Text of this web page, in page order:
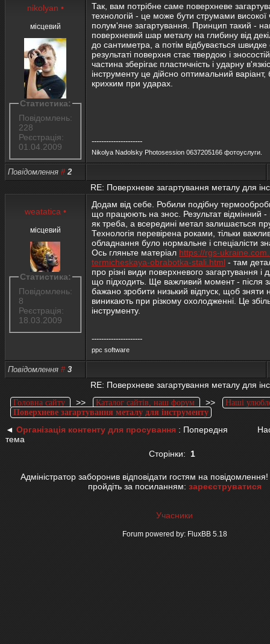
nikolyan •
місцевий
Статистика:
Повідомлень:
228
Реєстрація:
01.04.2009
Так, вам потрібне саме поверхневе
технологій - це може бути струмами високої
полум'яне загартування. Принцип такий -
поверхневий шар металу на глибину від
до сантиметра, а потім відбувається
результаті поверхня стає твердою і
частина зберігає пластичність і ударну
інструменту це дійсно оптимальний варіант,
крихким при ударах.
---------------------
Nikolya Nadolsky Photosession 0637205166 фотоуслуги.
Повідомлення # 2
RE: Поверхневе загартування металу для
weatatica •
місцевий
Статистика:
Повідомлень:
8
Реєстрація:
18.03.2009
Додам від себе. Робили подібну
що працюють на знос. Результат відмінний
як треба, а всередині метал залишається
Технологія перевірена роками, тільки
обладнання було нормальне і спеціалісти
Ось гляньте матеріал https://rgs-
termicheskaya-obrabotka-stali.html - там
про різні види поверхневого загартування і
що підходить. Ще важливий момент - після
бажано зробити низький відпуск, щоб зняти
виникають при різкому охолодженні. Це
інструменту.
---------------------
ppc software
Повідомлення # 3
RE: Поверхневе загартування металу для
Головна сайту >> Каталог сайтів, наш форум >>
Наші
Поверхневе загартування металу для інструменту
◄ Організація контенту для просування : Попередня
тема
Сторінки: 1
Адміністратор заборонив відповідати гостям на повідомлення!
пройдіть за посиланням: зареєструватися
Учасники
Forum powered by: FluxBB 5.18